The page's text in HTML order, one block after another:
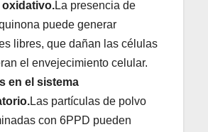
oxidativo.La presencia de
puede generar
libres, que dañan las células
el envejecimiento celular.
en el sistema
Las partículas de polvo
con 6PPD pueden